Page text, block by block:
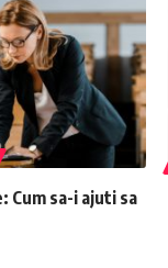
Cum sa-i ajuti sa